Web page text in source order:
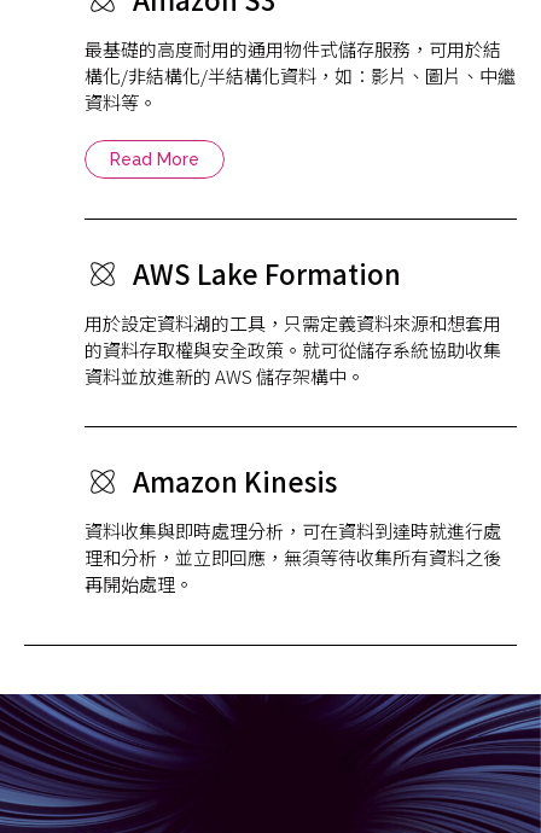
最基礎的高度耐用的通用物件式儲存服務，可用於結
構化/非結構化/半結構化資料，如：影片、圖片、中繼
資料等。
Read More
AWS Lake Formation
用於設定資料湖的工具，只需定義資料來源和想套用
的資料存取權與安全政策。就可從儲存系統協助收集
資料並放進新的 AWS 儲存架構中。
Amazon Kinesis
資料收集與即時處理分析，可在資料到達時就進行處
理和分析，並立即回應，無須等待收集所有資料之後
再開始處理。